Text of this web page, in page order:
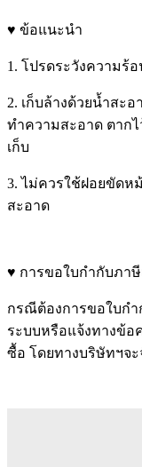
♥ ข้อแนะนำ
1. โปรดระวังความร้
2. เก็บล้างด้วยน้ำสะ
ทำความสะอาด ตาก
เก็บ
3. ไม่ควรใช้ฝอยขัดห
สะอาด
♥ การขอใบกำกับภา
กรณีต้องการขอใบก
ระบบหรือแจ้งทางข้อ
ซื้อ โดยทางบริษัทฯจ